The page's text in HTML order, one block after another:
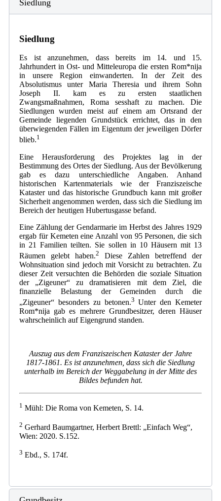
Siedlung
Siedlung
Es ist anzunehmen, dass bereits im 14. und 15.
Jahrhundert in Ost- und Mitteleuropa die ersten Rom*nija
in unsere Region einwanderten. In der Zeit des
Absolutismus unter Maria Theresia und ihrem Sohn
Joseph II. kam es zu ersten staatlichen
Zwangsmaßnahmen, Roma sesshaft zu machen. Die
Siedlungen wurden meist auf einem am Ortsrand der
Gemeinde liegenden Grundstück errichtet, das in den
überwiegenden Fällen im Eigentum der jeweiligen Dörfer
blieb.1
Eine Herausforderung des Projektes lag in der
Bestimmung des Ortes der Siedlung. Aus der Bevölkerung
gab es dazu unterschiedliche Angaben. Anhand
historischen Kartenmaterials wie der Franziszeische
Kataster und das historische Grundbuch kann mit großer
Sicherheit angenommen werden, dass sich die Siedlung im
Bereich der heutigen Hubertusgasse befand.
Eine Zählung der Gendarmarie im Herbst des Jahres 1929
ergab für Kemeten eine Anzahl von 95 Personen, die sich
in 21 Familien teilten. Sie sollen in 10 Häusern mit 13
Räumen gelebt haben.2
Diese Zahlen betreffend der
Wohnsituation sind jedoch mit Vorsicht zu betrachten. Zu
dieser Zeit versuchten die Behörden die soziale Situation
der „Zigeuner“ zu dramatisieren mit dem Ziel, die
finanzielle Belastung der Gemeinden durch die
„Zigeuner“ besonders zu betonen.3 Unter den Kemeter
Rom*nija gab es mehrere Grundbesitzer, deren Häuser
wahrscheinlich auf Eigengrund standen.
Auszug aus dem Franziszeischen Kataster der Jahre
1817-1861. Es ist anzunehmen, dass sich die Siedlung
unterhalb im Bereich der Weggabelung in der Mitte des
Bildes befunden hat.
1 Mühl: Die Roma von Kemeten, S. 14.
2 Gerhard Baumgartner, Herbert Brettl: „Einfach Weg“,
Wien: 2020. S.152.
3 Ebd., S. 174f.